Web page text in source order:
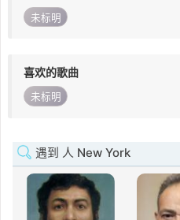
未标明
喜欢的歌曲
未标明
遇到 人 New York